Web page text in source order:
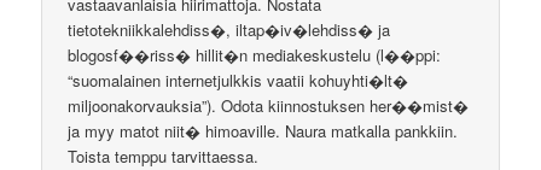
tietotekniikkalehdiss�, iltap�iv�lehdiss� ja
blogosf��riss� hillit�n mediakeskustelu (l��ppi:
“suomalainen internetjulkkis vaatii kohuyhti�lt�
miljoonakorvauksia”). Odota kiinnostuksen her��mist�
ja myy matot niit� himoaville. Naura matkalla pankkiin.
Toista temppu tarvittaessa.